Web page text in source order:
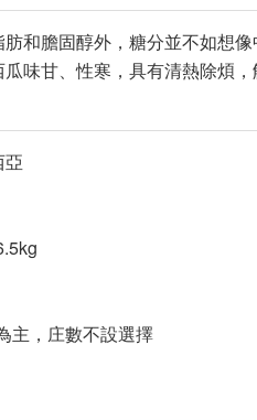
和膽固醇外，糖分並不如想
味甘、性寒，具有清熱除煩，
亞
主，庄數不設選擇